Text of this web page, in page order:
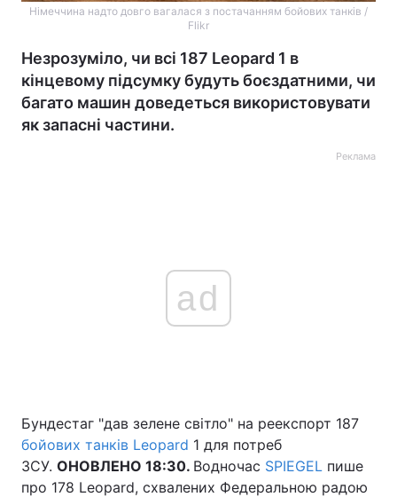
Економіка
Спорт Наука
Німеччина надто довго вагалася з постачанням бойових танків /
Flikr
Незрозуміло, чи всі 187 Leopard 1 в
кінцевому підсумку будуть боєздатними, чи
багато машин доведеться використовувати
як запасні частини.
Реклама
ad
Бундестаг "дав зелене світло" на реекспорт 187
бойових танків Leopard 1 для потреб
ЗСУ. ОНОВЛЕНО 18:30. Водночас SPIEGEL пише
про 178 Leopard, схвалених Федеральною радою